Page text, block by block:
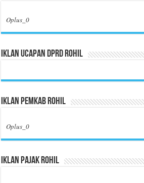
Oplus_0
Iklan Ucapan DPRD Rohil
Iklan Pemkab Rohil
Oplus_0
Iklan Pajak Rohil